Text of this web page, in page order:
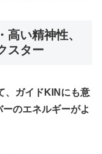
い精神性、
スター
、ガイドKINにも意
のエネルギーがよ